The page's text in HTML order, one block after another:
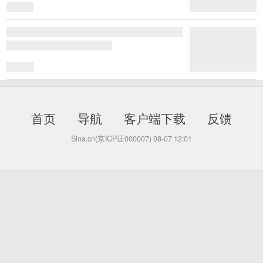
首页 导航 客户端下载 反馈
Sina.cn(京ICP证000007) 08-07 12:01